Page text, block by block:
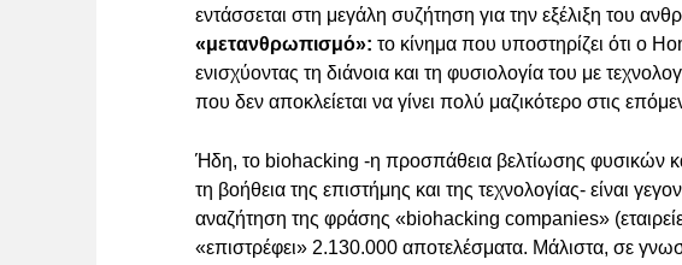
εντάσσεται στη μεγάλη συζήτηση για την εξέλιξη του
«μετανθρωπισμό»: το κίνημα που υποστηρίζει ότι ο
ενισχύοντας τη διάνοια και τη φυσιολογία του με
που δεν αποκλείεται να γίνει πολύ μαζικότερο στις
Ήδη, το biohacking -η προσπάθεια βελτίωσης φυσικών
τη βοήθεια της επιστήμης και της τεχνολογίας- είναι
αναζήτηση της φράσης «biohacking companies»
«επιστρέφει» 2.130.000 αποτελέσματα. Mάλιστα, σε